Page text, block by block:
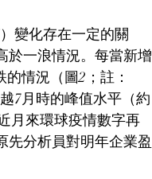
變化存在一定的關
於一浪情況。每當新增
情況（圖2；註：
7月時的峰值水平（約
月來環球疫情數字再
先分析員對明年企業盈